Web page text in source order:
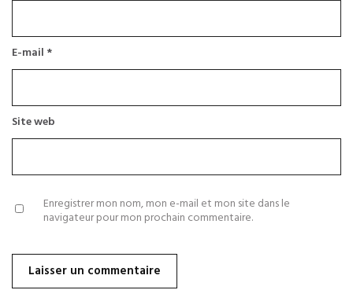
E-mail *
Site web
Enregistrer mon nom, mon e-mail et mon site dans le
navigateur pour mon prochain commentaire.